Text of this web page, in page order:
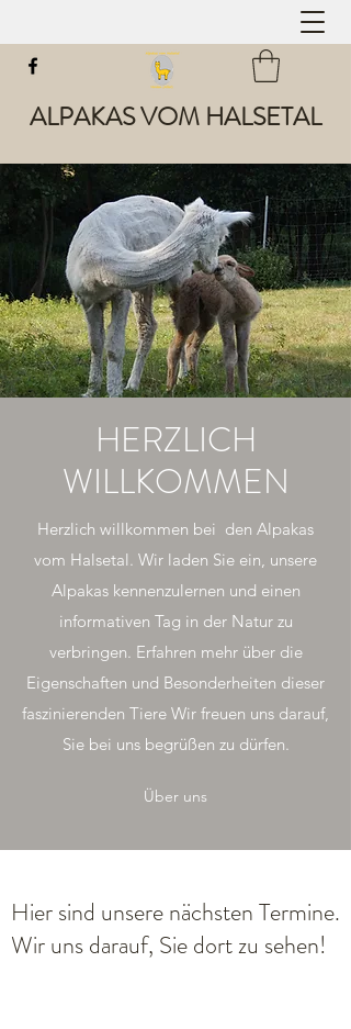
ALPAKAS VOM HALSETAL
HERZLICH
WILLKOMMEN
Herzlich willkommen bei den Alpakas
vom Halsetal. Wir laden Sie ein, unsere
Alpakas kennenzulernen und einen
informativen Tag in der Natur zu
verbringen. Erfahren mehr über die
Eigenschaften und Besonderheiten dieser
faszinierenden Tiere Wir freuen uns darauf,
Sie bei uns begrüßen zu dürfen.
Über uns
Hier sind unsere nächsten Termine.
Wir uns darauf, Sie dort zu sehen!